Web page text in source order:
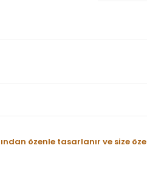
özenle tasarlanır ve size